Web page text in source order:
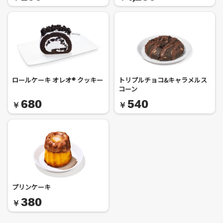
ロールケーキ オレオ® クッキー
￥ 680
トリプルチョコ&キャラメルス
コーン
￥ 540
プリンケーキ
￥ 380